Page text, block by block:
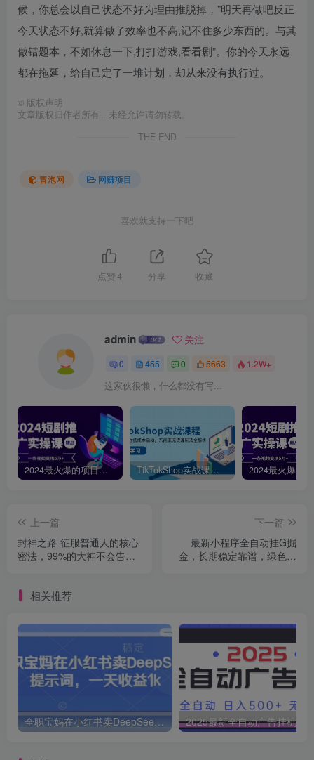
候，你总会以自己状态不好为理由推脱掉，”明天再做吧反正
今天状态不好,就算做了效率也不高,记不住多少东西的。与其
做错题本，不如休息一下,打打游戏,看看剧”。你的今天永远
都在拖延，给自己定了一堆计划，却从来没有执行过。
© 版权声明
文章版权归作者所有，未经允许请勿转载。
THE END
冒泡网 网赚项目
喜欢就支持一下吧
点赞 4 分享 收藏
admin 关注
0 455 0 5663 1.2W+
这家伙很懒，什么都没有写...
2024最火爆的项目短剧推广实操课，一条视频变现5万+【附软件工具】 TikTokShop实战课程，手把手教你低成本启动，东南亚无货源玩法全解析
上一篇
封神之路-征服普通人的核心
密法，99%的大神不会告诉
下一篇
最新小程序全自动挂G掘
金，长期稳定靠谱，绿色短
相关推荐
全职宝妈在小红书卖DeepSeek提示词，一天收益1k